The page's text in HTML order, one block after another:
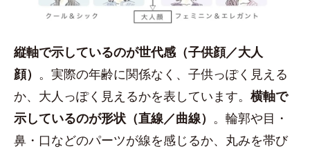
縦軸で示しているのが世代感（子供顔／大人
顔） 。実際の年齢に関係なく、子供っぽく見える
か、大人っぽく見えるかを表しています。 横軸で
示しているのが形状（直線／曲線） 。輪郭や目・
鼻・口などのパーツが線を感じるか、丸みを帯び